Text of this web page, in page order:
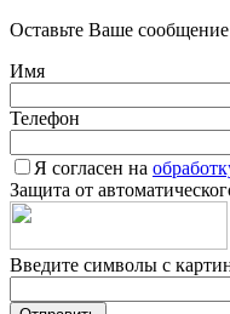
Оставьте Ваше
Имя
Телефон
Я согласен на
Защита от
Введите символы с